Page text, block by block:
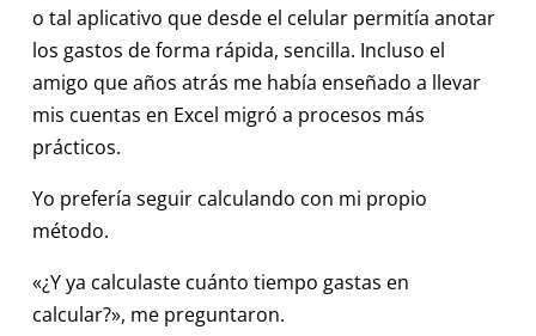
o tal aplicativo que desde el celular permitía anotar
los gastos de forma rápida, sencilla. Incluso el
amigo que años atrás me había enseñado a llevar
mis cuentas en Excel migró a procesos más
prácticos.
Yo prefería seguir calculando con mi propio
método.
«¿Y ya calculaste cuánto tiempo gastas en
calcular?», me preguntaron.